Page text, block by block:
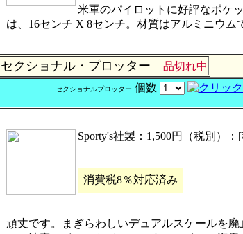
米軍のパイロットに好評なポケ
は、16センチ X 8センチ。材質はアルミニウム
セクショナル・プロッター 品切れ中
セクショナルプロッター 個数
Sporty's社製：1,500円（税別）
消費税8％対応済み
頑丈です。まぎらわしいデュアルスケールを